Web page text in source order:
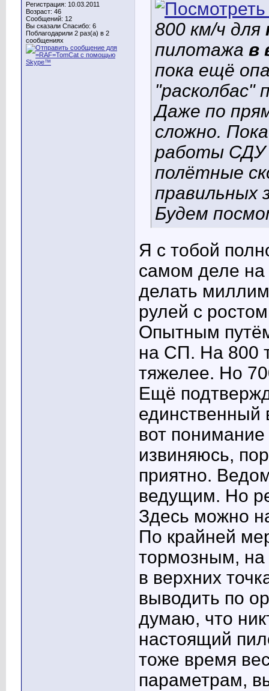
Регистрация: 10.03.2011
Возраст: 46
Сообщений: 12
Вы сказали Спасибо: 6
Поблагодарили 2 раз(а) в 2
сообщениях
800 км/ч для
пилотажа в
пока ещё
"расколбас"
Даже по
сложно.
работы СДУ
полётные
правильных
Будем
Я с тобой
самом деле на
делать
рулей с
Опытным
на СП. На 800
тяжелее. Но
Ещё
вот
извиняюсь,
приятно.
ведущим. Но
Здесь можно
По крайней
тормозным, на
в верхних
выводить по
думаю, что
настоящий
тоже время
параметрам,